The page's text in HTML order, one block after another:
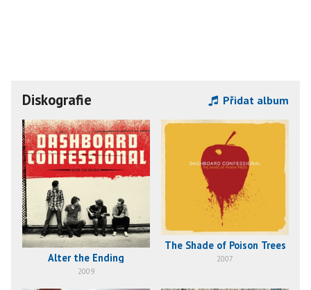
Diskografie Přidat album
Alter the Ending
2009
The Shade of Poison Trees
2007